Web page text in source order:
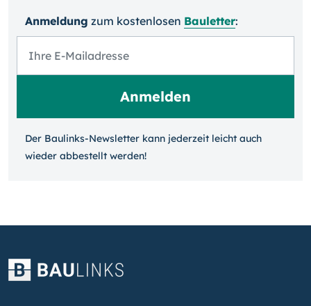
Anmeldung zum kosten­losen Bauletter:
Der Baulinks-Newsletter kann jeder­zeit leicht auch
wieder ab­bestellt werden!